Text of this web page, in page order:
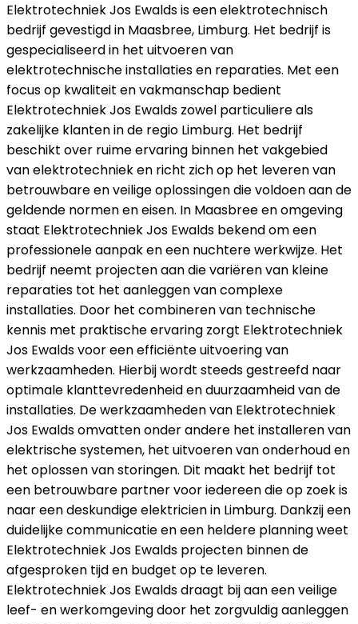
Elektrotechniek Jos Ewalds is een elektrotechnisch
bedrijf gevestigd in Maasbree, Limburg. Het bedrijf is
gespecialiseerd in het uitvoeren van
elektrotechnische installaties en reparaties. Met een
focus op kwaliteit en vakmanschap bedient
Elektrotechniek Jos Ewalds zowel particuliere als
zakelijke klanten in de regio Limburg. Het bedrijf
beschikt over ruime ervaring binnen het vakgebied
van elektrotechniek en richt zich op het leveren van
betrouwbare en veilige oplossingen die voldoen aan de
geldende normen en eisen. In Maasbree en omgeving
staat Elektrotechniek Jos Ewalds bekend om een
professionele aanpak en een nuchtere werkwijze. Het
bedrijf neemt projecten aan die variëren van kleine
reparaties tot het aanleggen van complexe
installaties. Door het combineren van technische
kennis met praktische ervaring zorgt Elektrotechniek
Jos Ewalds voor een efficiënte uitvoering van
werkzaamheden. Hierbij wordt steeds gestreefd naar
optimale klanttevredenheid en duurzaamheid van de
installaties. De werkzaamheden van Elektrotechniek
Jos Ewalds omvatten onder andere het installeren van
elektrische systemen, het uitvoeren van onderhoud en
het oplossen van storingen. Dit maakt het bedrijf tot
een betrouwbare partner voor iedereen die op zoek is
naar een deskundige elektricien in Limburg. Dankzij een
duidelijke communicatie en een heldere planning weet
Elektrotechniek Jos Ewalds projecten binnen de
afgesproken tijd en budget op te leveren.
Elektrotechniek Jos Ewalds draagt bij aan een veilige
leef- en werkomgeving door het zorgvuldig aanleggen